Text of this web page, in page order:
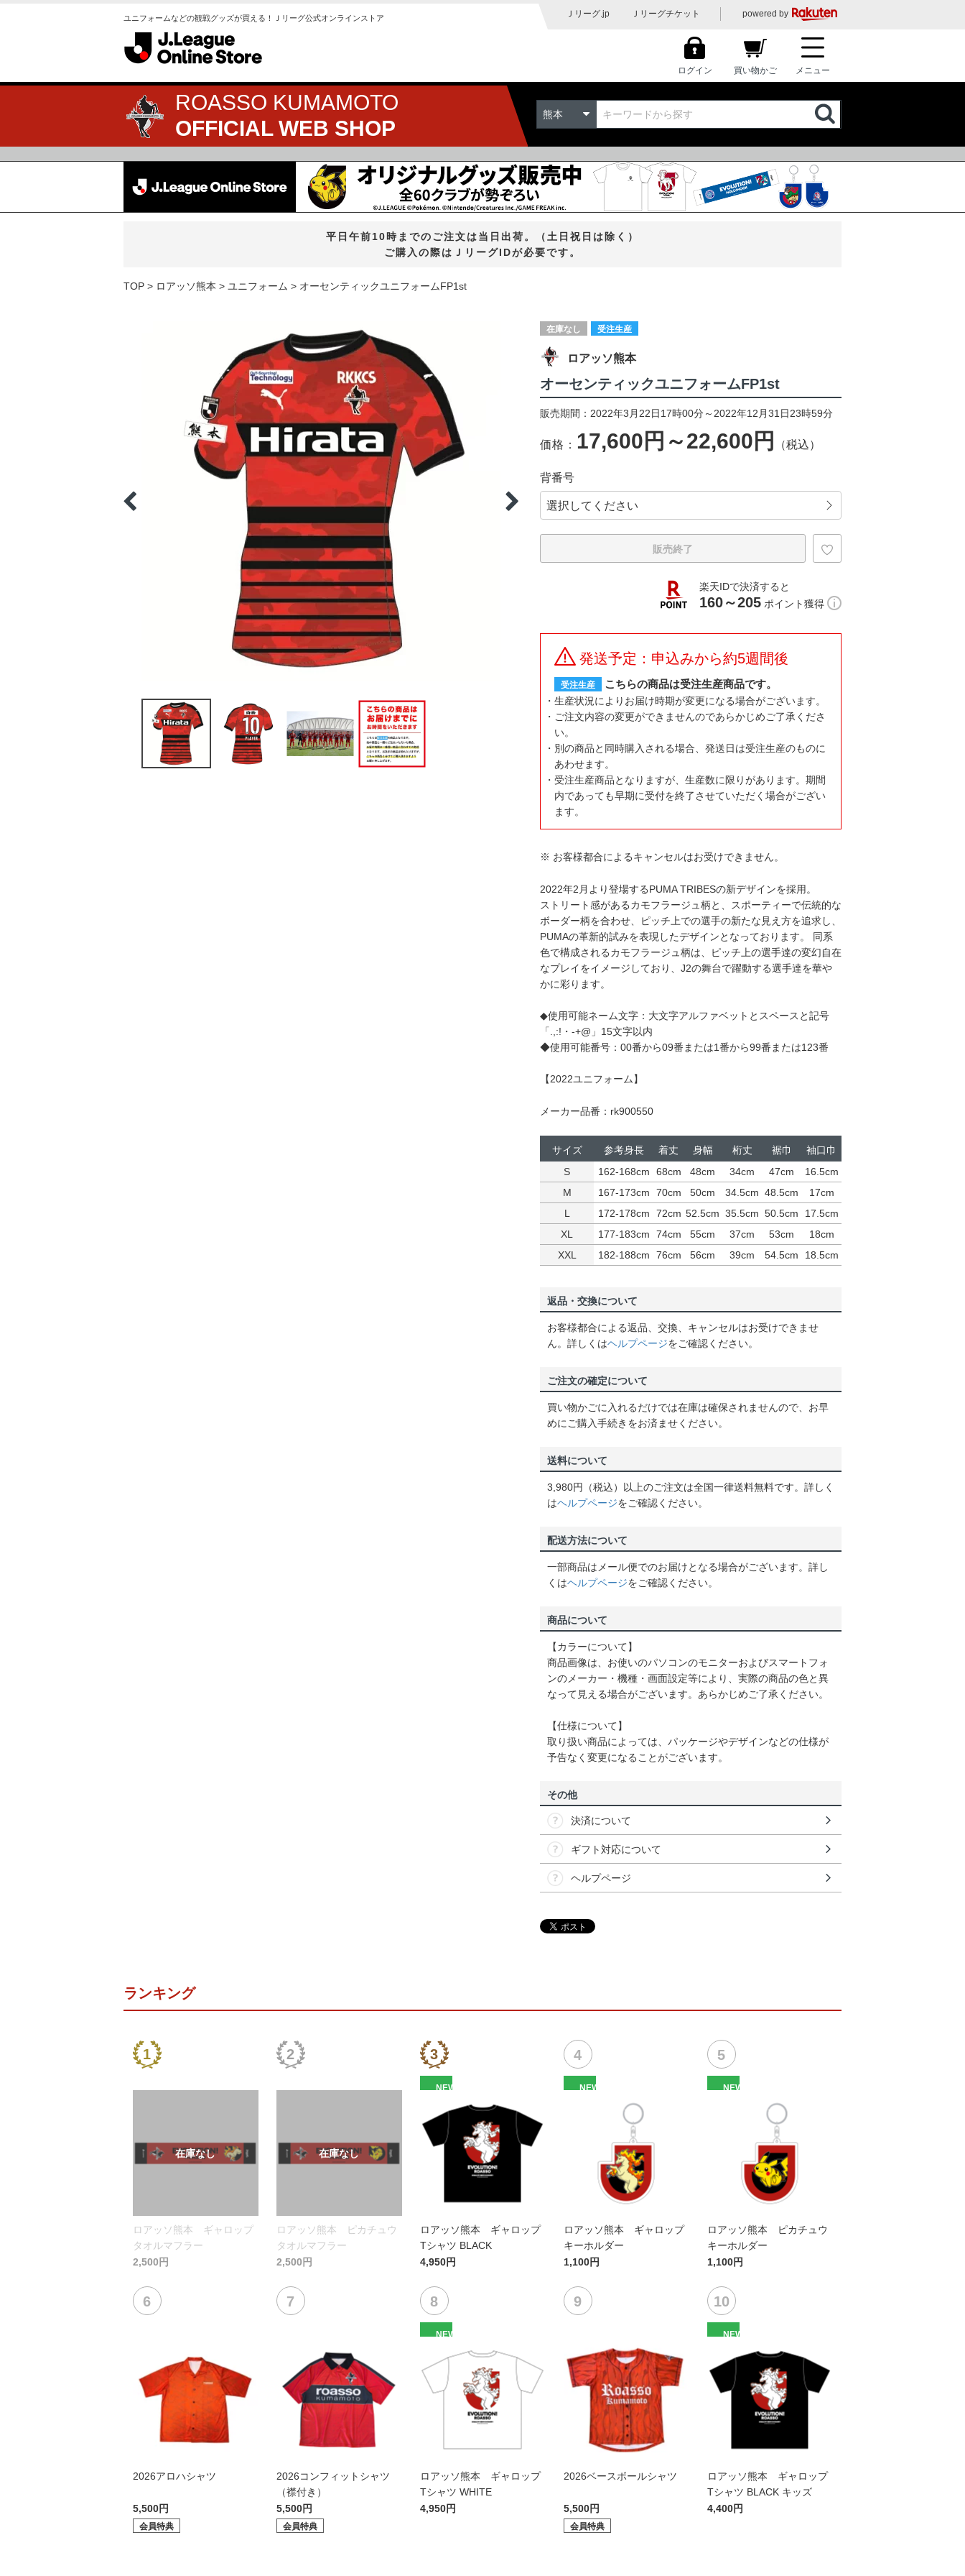
ユニフォームなどの観戦グッズが買える！Ｊリーグ公式オンラインストア Ｊリーグ.jp Ｊリーグチケット powered by
ログイン 買い物かご メニュー
ROASSO KUMAMOTO
OFFICIAL WEB SHOP
熊本
平日午前10時までのご注文は当日出荷。（土日祝日は除く）
ご購入の際はＪリーグIDが必要です。
TOP ロアッソ熊本 ユニフォーム オーセンティックユニフォームFP1st
在庫なし 受注生産
ロアッソ熊本
オーセンティックユニフォームFP1st
販売期間：2022年3月22日17時00分～2022年12月31日23時59分
価格： 17,600円～22,600円 （税込）
背番号
販売終了
楽天IDで決済すると
160～205 ポイント獲得
発送予定：申込みから約5週間後
受注生産 こちらの商品は受注生産商品です。
生産状況によりお届け時期が変更になる場合がございます。
ご注文内容の変更ができませんのであらかじめご了承くださ
い。
別の商品と同時購入される場合、発送日は受注生産のものに
あわせます。
受注生産商品となりますが、生産数に限りがあります。期間
内であっても早期に受付を終了させていただく場合がござい
ます。
※ お客様都合によるキャンセルはお受けできません。
2022年2月より登場するPUMA TRIBESの新デザインを採用。
ストリート感があるカモフラージュ柄と、スポーティーで伝統的な
ボーダー柄を合わせ、ピッチ上での選手の新たな見え方を追求し、
PUMAの革新的試みを表現したデザインとなっております。 同系
色で構成されるカモフラージュ柄は、ピッチ上の選手達の変幻自在
なプレイをイメージしており、J2の舞台で躍動する選手達を華や
かに彩ります。
◆使用可能ネーム文字：大文字アルファベットとスペースと記号
「.,:!・-+@」15文字以内
◆使用可能番号：00番から09番または1番から99番または123番
【2022ユニフォーム】
メーカー品番：rk900550
サイズ 参考身長 着丈 身幅 桁丈 裾巾
袖口巾
S
162-168cm 68cm 48cm 34cm 47cm
16.5cm
M
167-173cm 70cm 50cm 34.5cm 48.5cm
17cm
L
172-178cm 72cm 52.5cm 35.5cm 50.5cm
17.5cm
XL
177-183cm 74cm 55cm 37cm 53cm
18cm
XXL
182-188cm 76cm 56cm 39cm 54.5cm 18.5cm
返品・交換について
お客様都合による返品、交換、キャンセルはお受けできませ
ん。詳しくはヘルプページをご確認ください。
ご注文の確定について
買い物かごに入れるだけでは在庫は確保されませんので、お早
めにご購入手続きをお済ませください。
送料について
3,980円（税込）以上のご注文は全国一律送料無料です。詳しく
はヘルプページをご確認ください。
配送方法について
一部商品はメール便でのお届けとなる場合がございます。詳し
くはヘルプページをご確認ください。
商品について
【カラーについて】
商品画像は、お使いのパソコンのモニターおよびスマートフォ
ンのメーカー・機種・画面設定等により、実際の商品の色と異
なって見える場合がございます。あらかじめご了承ください。
【仕様について】
取り扱い商品によっては、パッケージやデザインなどの仕様が
予告なく変更になることがございます。
その他
決済について
ギフト対応について
ヘルプページ
ランキング
ロアッソ熊本 ギャロップ
タオルマフラー
2,500円
ロアッソ熊本 ピカチュウ
タオルマフラー
2,500円
NEW
ロアッソ熊本 ギャロップ
Tシャツ BLACK
4,950円
NEW
ロアッソ熊本 ギャロップ
キーホルダー
1,100円
NEW
ロアッソ熊本 ピカチュウ
キーホルダー
1,100円
2026アロハシャツ
5,500円
会員特典
2026コンフィットシャツ
（襟付き）
5,500円
会員特典
NEW
ロアッソ熊本 ギャロップ
Tシャツ WHITE
4,950円
2026ベースボールシャツ
5,500円
会員特典
NEW
ロアッソ熊本 ギャロップ
Tシャツ BLACK キッズ
4,400円